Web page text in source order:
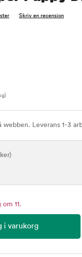
Skriv en recension
webben. Leverans 1-3
11.